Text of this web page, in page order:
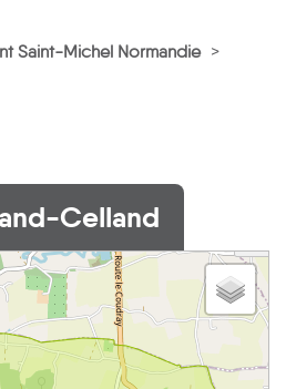
Saint-Michel Normandie
Celland